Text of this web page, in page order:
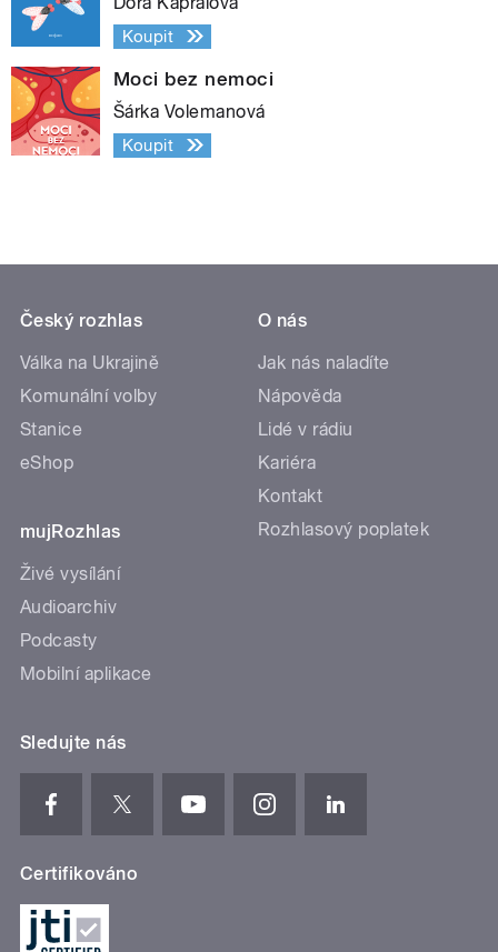
Koupit
Moci bez nemoci
Šárka Volemanová
Koupit
Český rozhlas
Válka na Ukrajině
Komunální volby
Stanice
eShop
mujRozhlas
Živé vysílání
Audioarchiv
Podcasty
Mobilní aplikace
O nás
Jak nás naladíte
Nápověda
Lidé v rádiu
Kariéra
Kontakt
Rozhlasový poplatek
Sledujte nás
Certifikováno